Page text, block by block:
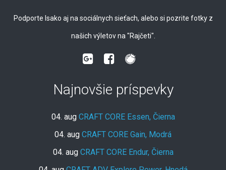
Podporte Isako aj na sociálnych sieťach, alebo si pozrite fotky z
našich výletov na "Rajčeti".
Najnovšie príspevky
04. aug CRAFT CORE Essen, Čierna
04. aug CRAFT CORE Gain, Modrá
04. aug CRAFT CORE Endur, Čierna